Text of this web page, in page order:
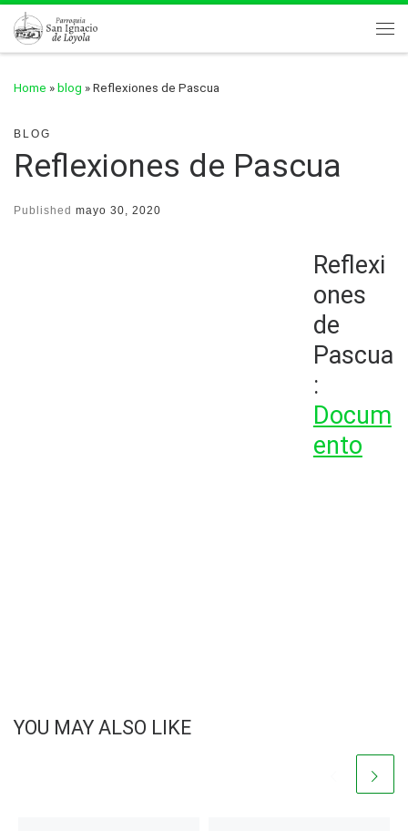
Skip to content
Home » blog » Reflexiones de Pascua
BLOG
Reflexiones de Pascua
Published mayo 30, 2020
Reflexi
ones
de
Pascua
:
Docum
ento
YOU MAY ALSO LIKE